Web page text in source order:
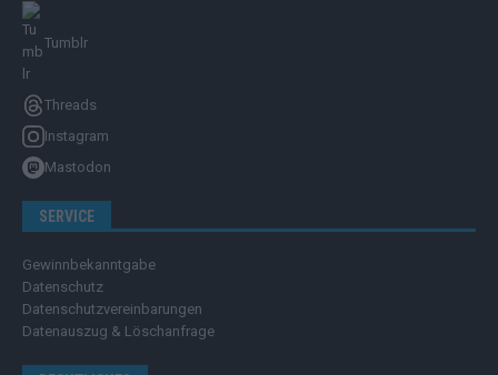
Tumblr
Threads
Instagram
Mastodon
SERVICE
Gewinnbekanntgabe
Datenschutz
Datenschutzvereinbarungen
Datenauszug & Löschanfrage